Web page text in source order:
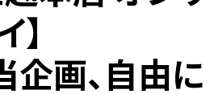
】
画、自由に